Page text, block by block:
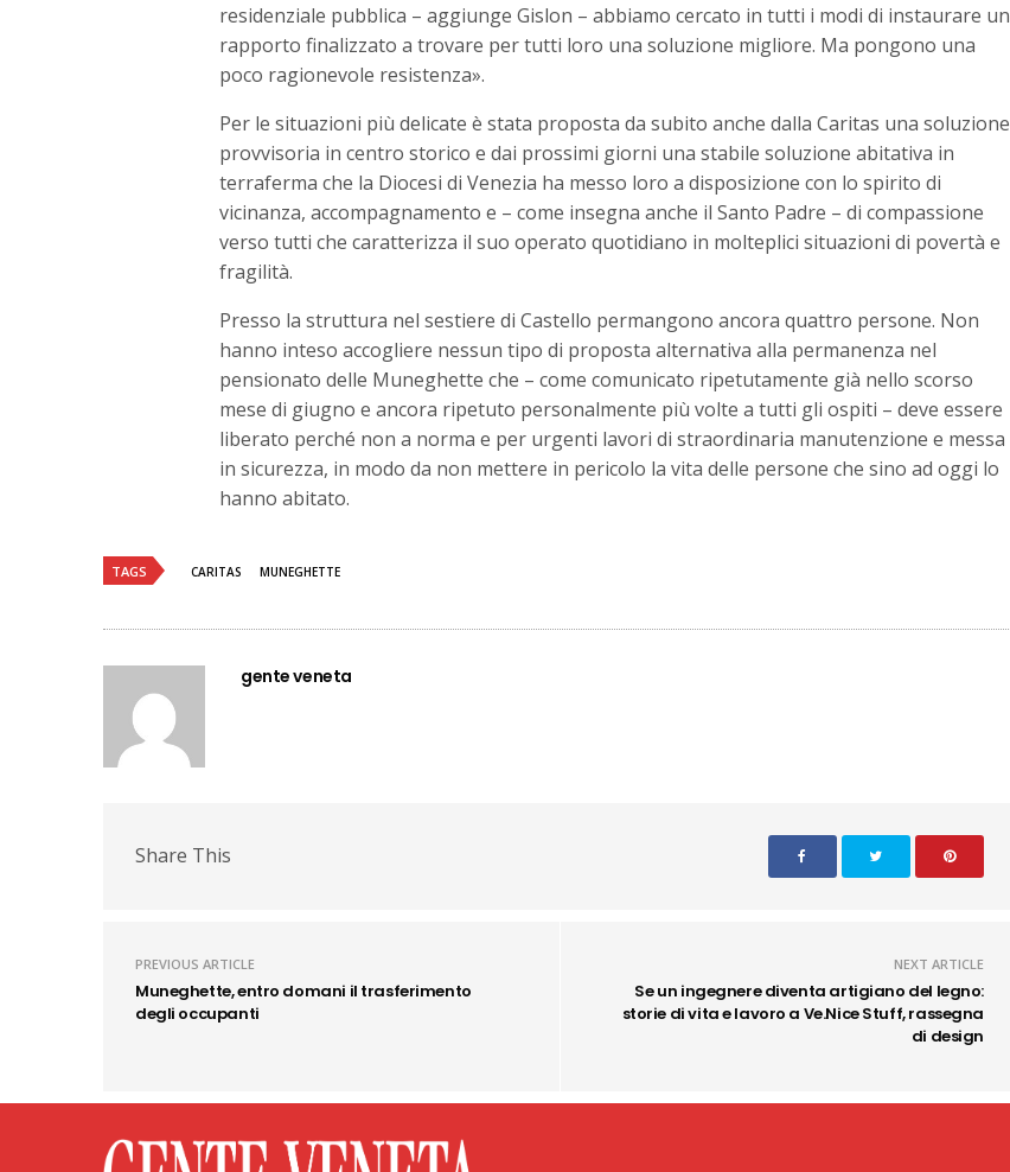
residenziale pubblica – aggiunge Gislon – abbiamo cercato in tutti i modi di instaurare un
rapporto finalizzato a trovare per tutti loro una soluzione migliore. Ma pongono una
poco ragionevole resistenza».
Per le situazioni più delicate è stata proposta da subito anche dalla Caritas una soluzione
provvisoria in centro storico e dai prossimi giorni una stabile soluzione abitativa in
terraferma che la Diocesi di Venezia ha messo loro a disposizione con lo spirito di
vicinanza, accompagnamento e – come insegna anche il Santo Padre – di compassione
verso tutti che caratterizza il suo operato quotidiano in molteplici situazioni di povertà e
fragilità.
Presso la struttura nel sestiere di Castello permangono ancora quattro persone. Non
hanno inteso accogliere nessun tipo di proposta alternativa alla permanenza nel
pensionato delle Muneghette che – come comunicato ripetutamente già nello scorso
mese di giugno e ancora ripetuto personalmente più volte a tutti gli ospiti – deve essere
liberato perché non a norma e per urgenti lavori di straordinaria manutenzione e messa
in sicurezza, in modo da non mettere in pericolo la vita delle persone che sino ad oggi lo
hanno abitato.
TAGS CARITAS MUNEGHETTE
gente veneta
Share This
PREVIOUS ARTICLE
Muneghette, entro domani il trasferimento
degli occupanti
NEXT ARTICLE
Se un ingegnere diventa artigiano del legno:
storie di vita e lavoro a Ve.Nice Stuff, rassegna
di design